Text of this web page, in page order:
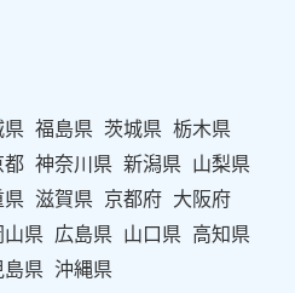
県 福島県 茨城県 栃木県
都 神奈川県 新潟県 山梨県
県 滋賀県 京都府 大阪府
山県 広島県 山口県 高知県
島県 沖縄県